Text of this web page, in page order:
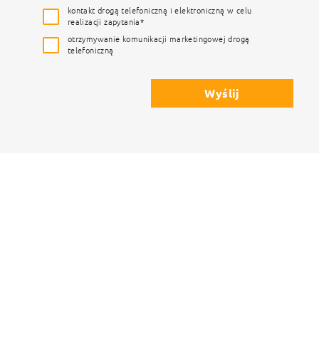
kontakt drogą telefoniczną i elektroniczną w celu
realizacji zapytania*
otrzymywanie komunikacji marketingowej drogą
telefoniczną
Wyślij